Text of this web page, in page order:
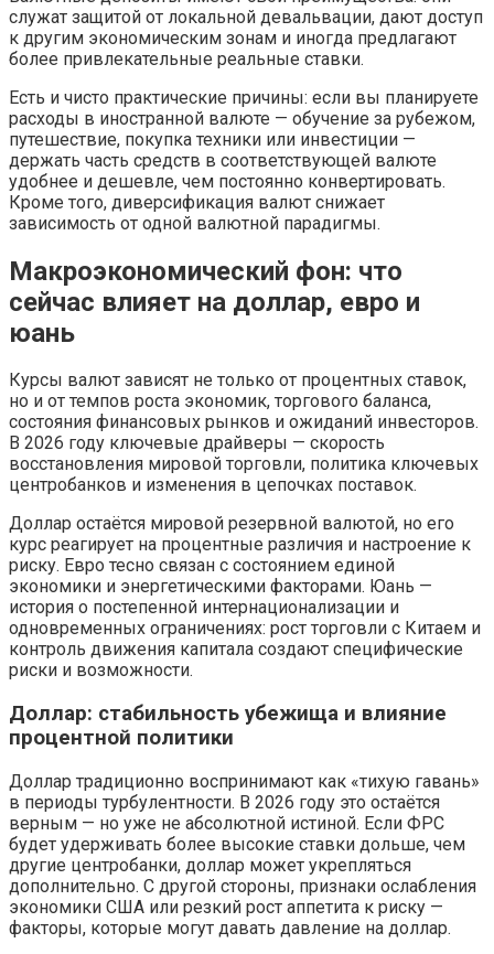
служат защитой от локальной девальвации, дают доступ
к другим экономическим зонам и иногда предлагают
более привлекательные реальные ставки.
Есть и чисто практические причины: если вы планируете
расходы в иностранной валюте — обучение за рубежом,
путешествие, покупка техники или инвестиции —
держать часть средств в соответствующей валюте
удобнее и дешевле, чем постоянно конвертировать.
Кроме того, диверсификация валют снижает
зависимость от одной валютной парадигмы.
Макроэкономический фон: что
сейчас влияет на доллар, евро и
юань
Курсы валют зависят не только от процентных ставок,
но и от темпов роста экономик, торгового баланса,
состояния финансовых рынков и ожиданий инвесторов.
В 2026 году ключевые драйверы — скорость
восстановления мировой торговли, политика ключевых
центробанков и изменения в цепочках поставок.
Доллар остаётся мировой резервной валютой, но его
курс реагирует на процентные различия и настроение к
риску. Евро тесно связан с состоянием единой
экономики и энергетическими факторами. Юань —
история о постепенной интернационализации и
одновременных ограничениях: рост торговли с Китаем и
контроль движения капитала создают специфические
риски и возможности.
Доллар: стабильность убежища и влияние
процентной политики
Доллар традиционно воспринимают как «тихую гавань»
в периоды турбулентности. В 2026 году это остаётся
верным — но уже не абсолютной истиной. Если ФРС
будет удерживать более высокие ставки дольше, чем
другие центробанки, доллар может укрепляться
дополнительно. С другой стороны, признаки ослабления
экономики США или резкий рост аппетита к риску —
факторы, которые могут давать давление на доллар.